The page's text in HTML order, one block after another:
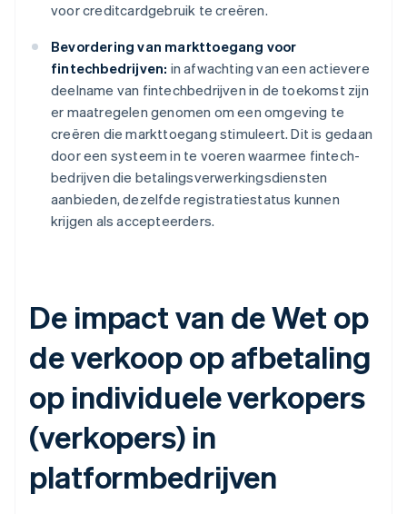
voor creditcardgebruik te creëren.
Bevordering van markttoegang voor
fintechbedrijven: in afwachting van een actievere
deelname van fintechbedrijven in de toekomst zijn
er maatregelen genomen om een omgeving te
creëren die markttoegang stimuleert. Dit is gedaan
door een systeem in te voeren waarmee fintech-
bedrijven die betalingsverwerkingsdiensten
aanbieden, dezelfde registratiestatus kunnen
krijgen als accepteerders.
De impact van de Wet op
de verkoop op afbetaling
op individuele verkopers
(verkopers) in
platformbedrijven